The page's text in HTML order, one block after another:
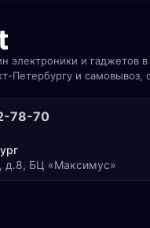
электроники и гаджетов
Петербургу и самовывоз,
78-70
д.8, БЦ «Максимус»